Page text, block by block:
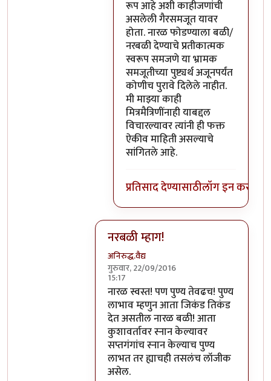
रूप आहे अशी काहीजणांची
असलेली गैरसमजूत यावर
होता. नारळ फोडण्याला बळी/
नरबळी देण्याचे प्रतीकात्मक
स्वरूप समजणे या भ्रामक
समजूतीच्या पुष्ट्यर्थ अजूनपर्यंत
कोणीच पुरावे दिलेले नाहीत.
मी माझ्या काही
मित्रमैत्रिणींनाही याबद्दल
विचारल्यावर त्यांनी ही फक्त
ऐकीव माहिती असल्याचे
सांगितले आहे.
प्रतिसाद देण्यासाठीलॉग इन करा
नरबळी म्हाग!
अनिरुद्ध.वैद्य
गुरुवार, 22/09/2016
15:17
In reply toमला शास्त्रार्थ वगैरे काही
नारळ स्वस्त! पण पुण्य तेवढच! पुण्य
लाभाव म्हणुन आता जिकंड तिकंड
देत असतील नारळ बळी! आता
कुशावर्तावर स्नान केल्यावर
सप्तगंगांच स्नान केल्याच पुण्य
लाभत तर ह्याचही तसलंच लॉजीक
असेल.